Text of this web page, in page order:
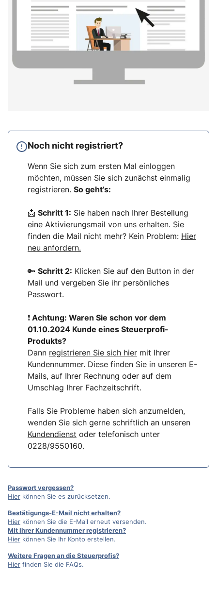
Noch nicht registriert?
Wenn Sie sich zum ersten Mal einloggen
möchten, müssen Sie sich zunächst einmalig
registrieren. So geht’s:
📩 Schritt 1: Sie haben nach Ihrer Bestellung
eine Aktivierungsmail von uns erhalten. Sie
finden die Mail nicht mehr? Kein Problem: Hier
neu anfordern.
🔑 Schritt 2: Klicken Sie auf den Button in der
Mail und vergeben Sie ihr persönliches
Passwort.
❗ Achtung: Waren Sie schon vor dem
01.10.2024 Kunde eines Steuerprofi-
Produkts?
Dann registrieren Sie sich hier mit Ihrer
Kundennummer. Diese finden Sie in unseren E-
Mails, auf Ihrer Rechnung oder auf dem
Umschlag Ihrer Fachzeitschrift.
Falls Sie Probleme haben sich anzumelden,
wenden Sie sich gerne schriftlich an unseren
Kundendienst oder telefonisch unter
0228/9550160.
Passwort vergessen?
Hier können Sie es zurücksetzen.
Bestätigungs-E-Mail nicht erhalten?
Hier können Sie die E-Mail erneut versenden.
Mit Ihrer Kundennummer registrieren?
Hier können Sie Ihr Konto erstellen.
Weitere Fragen an die Steuerprofis?
Hier finden Sie die FAQs.